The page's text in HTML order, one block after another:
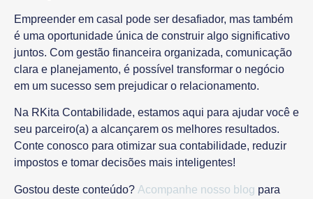
Empreender em casal pode ser desafiador, mas também
é uma oportunidade única de construir algo significativo
juntos. Com gestão financeira organizada, comunicação
clara e planejamento, é possível transformar o negócio
em um sucesso sem prejudicar o relacionamento.
Na RKita Contabilidade, estamos aqui para ajudar você e
seu parceiro(a) a alcançarem os melhores resultados.
Conte conosco para otimizar sua contabilidade, reduzir
impostos e tomar decisões mais inteligentes!
Gostou deste conteúdo? Acompanhe nosso blog para